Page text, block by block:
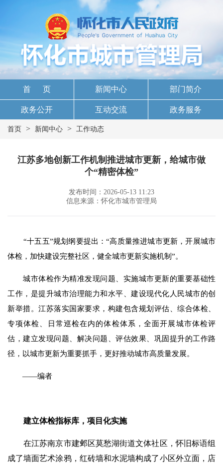
首 页 新闻中心 部门简介
政务公开 互动交流 政务服务
首页 > 新闻中心 > 工作动态
江苏多地创新工作机制推进城市更新，给城市做
个“精密体检”
发布时间：2026-05-13 11:23
信息来源：怀化市城市管理局
“十五五”规划纲要提出：“高质量推进城市更新，开展城市
体检，加快建设完整社区，健全城市更新实施机制”。
城市体检作为精准发现问题、实施城市更新的重要基础性
工作，是提升城市治理能力和水平、建设现代化人民城市的创
新举措。江苏落实国家要求，构建包含规划评估、综合体检、
专项体检、日常巡检在内的体检体系，全面开展城市体检评
估，建立发现问题、解决问题、评估效果、巩固提升的工作路
径，以城市更新为重要抓手，更好推动城市高质量发展。
——编者
建立体检指标库，项目化实施
在江苏南京市建邺区莫愁湖街道文体社区，怀旧标语组
成了墙面艺术涂鸦，红砖墙和水泥墙构成了小区外立面，店